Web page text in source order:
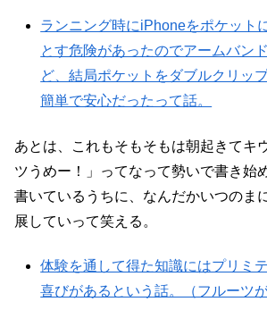
ランニング時にiPhoneをポケット
とす危険があったのでアームバン
ど、結局ポケットをダブルクリッ
簡単で安心だったって話。
あとは、これもそもそもは朝起きてキ
ツうめー！」ってなって勢いで書き始
書いているうちに、なんだかいつのま
展していって笑える。
体験を通して得た知識にはプリミ
喜びがあるという話。（フルーツが